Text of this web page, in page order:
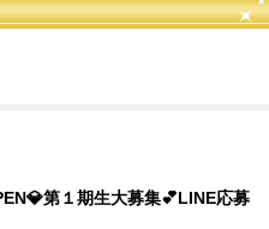
第１期生大募集💕LINE応募